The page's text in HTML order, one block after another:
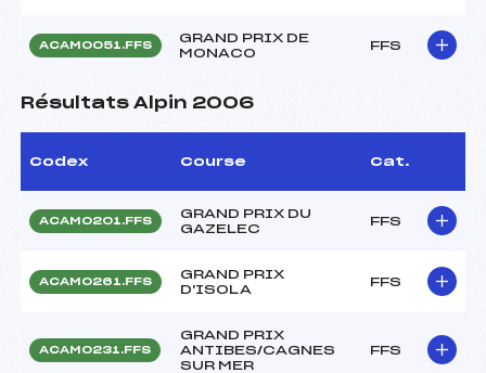
ACAM0051.FFS
GRAND PRIX DE
MONACO
FFS
Résultats Alpin 2006
Codex Course Cat.
ACAM0201.FFS
GRAND PRIX DU
GAZELEC
FFS
ACAM0261.FFS
GRAND PRIX
D'ISOLA
FFS
ACAM0231.FFS
GRAND PRIX
ANTIBES/CAGNES
SUR MER
FFS